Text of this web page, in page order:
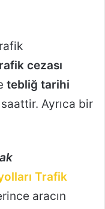
cezası
tebliğ tarihi
Ayrıca bir
Trafik
aracın